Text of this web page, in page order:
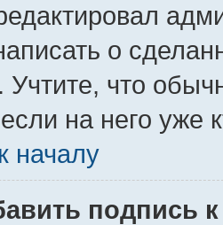
о
что
на него уже
началу
подпись